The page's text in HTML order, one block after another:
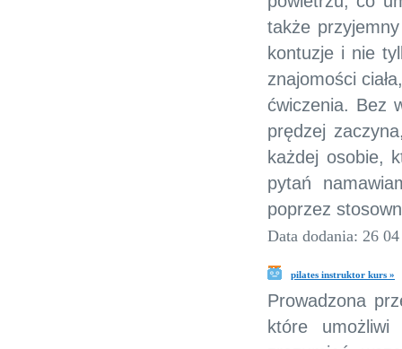
także
kontuzje i nie
znajomości
ćwiczenia. Bez
prędzej
każdej osobie,
pytań
poprzez
Data dodania: 26
pilates instruktor kurs »
Prowadzona
które